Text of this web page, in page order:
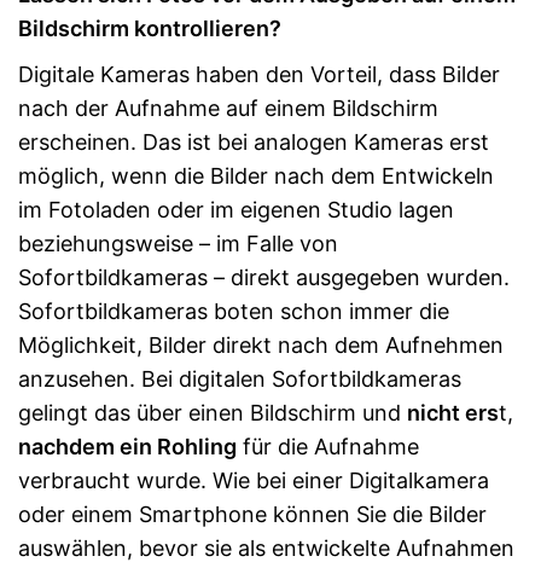
Bildschirm kontrollieren?
Digitale Kameras haben den Vorteil, dass Bilder
nach der Aufnahme auf einem Bildschirm
erscheinen. Das ist bei analogen Kameras erst
möglich, wenn die Bilder nach dem Entwickeln
im Fotoladen oder im eigenen Studio lagen
beziehungsweise – im Falle von
Sofortbildkameras – direkt ausgegeben wurden.
Sofortbildkameras boten schon immer die
Möglichkeit, Bilder direkt nach dem Aufnehmen
anzusehen. Bei digitalen Sofortbildkameras
gelingt das über einen Bildschirm und nicht erst,
nachdem ein Rohling für die Aufnahme
verbraucht wurde. Wie bei einer Digitalkamera
oder einem Smartphone können Sie die Bilder
auswählen, bevor sie als entwickelte Aufnahmen